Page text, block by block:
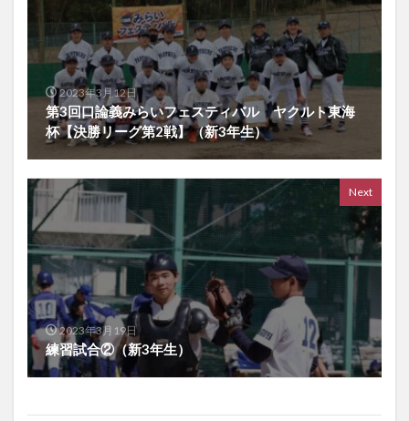
2023年3月12日
第3回口論義みらいフェスティバル ヤクルト東海
杯【決勝リーグ第2戦】（新3年生）
Next
2023年3月19日
練習試合②（新3年生）